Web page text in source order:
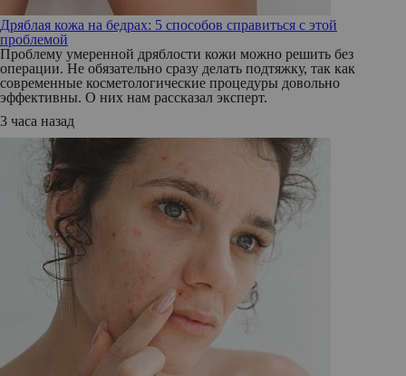
Дряблая кожа на бедрах: 5 способов справиться с этой
проблемой
Проблему умеренной дряблости кожи можно решить без
операции. Не обязательно сразу делать подтяжку, так как
современные косметологические процедуры довольно
эффективны. О них нам рассказал эксперт.
3 часа назад